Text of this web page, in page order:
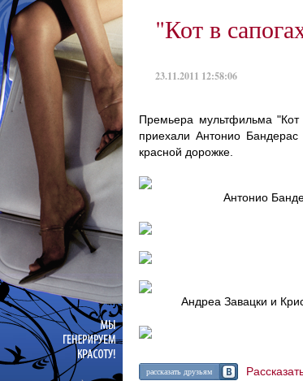
"Кот в
23.11.2011 12:58:06
Премьера мультфильма
приехали Антонио
красной дорожке.
Антонио Бандерас,
Андреа Завацки и
рассказать друзьям